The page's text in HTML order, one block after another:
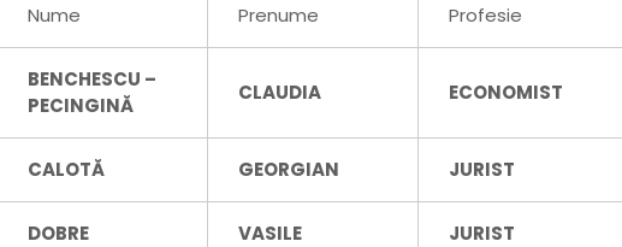
Nume Prenume Profesie
BENCHESCU –
PECINGINĂ
CLAUDIA ECONOMIST
CALOTĂ GEORGIAN JURIST
DOBRE VASILE JURIST